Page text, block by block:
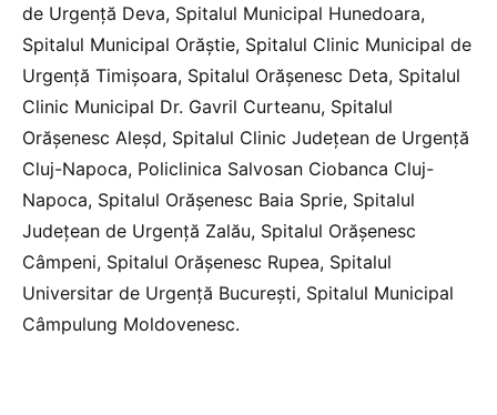
de Urgență Deva, Spitalul Municipal Hunedoara,
Spitalul Municipal Orăștie, Spitalul Clinic Municipal de
Urgență Timișoara, Spitalul Orășenesc Deta, Spitalul
Clinic Municipal Dr. Gavril Curteanu, Spitalul
Orășenesc Aleșd, Spitalul Clinic Județean de Urgență
Cluj-Napoca, Policlinica Salvosan Ciobanca Cluj-
Napoca, Spitalul Orășenesc Baia Sprie, Spitalul
Județean de Urgență Zalău, Spitalul Orășenesc
Câmpeni, Spitalul Orășenesc Rupea, Spitalul
Universitar de Urgență București, Spitalul Municipal
Câmpulung Moldovenesc.